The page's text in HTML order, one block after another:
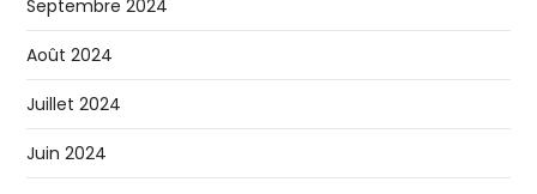
Septembre 2024
Août 2024
Juillet 2024
Juin 2024